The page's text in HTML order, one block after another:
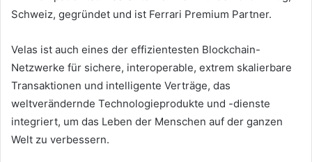
Schweiz, gegründet und ist Ferrari Premium Partner.
Velas ist auch eines der effizientesten Blockchain-
Netzwerke für sichere, interoperable, extrem skalierbare
Transaktionen und intelligente Verträge, das
weltverändernde Technologieprodukte und -dienste
integriert, um das Leben der Menschen auf der ganzen
Welt zu verbessern.